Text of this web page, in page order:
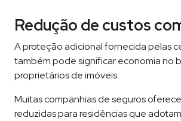
Redução de custos
A proteção adicional fornecida pelas
também pode significar economia no
proprietários de imóveis.
Muitas companhias de seguros
reduzidas para residências que